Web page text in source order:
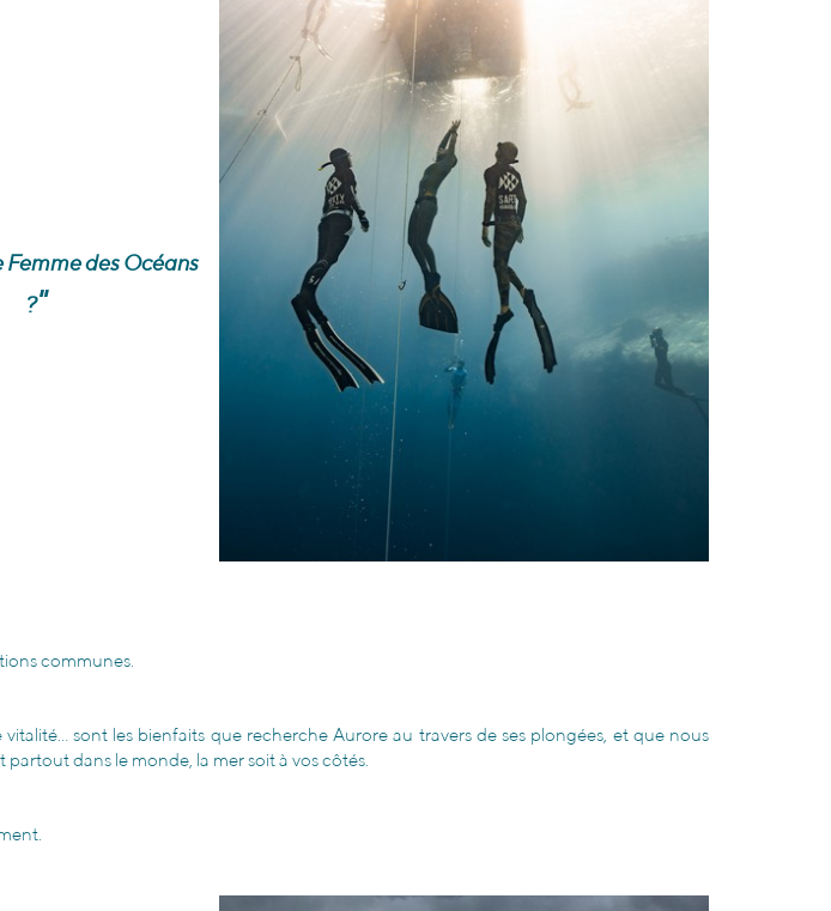
Femme des Océans
?"
communes.
sont les bienfaits que recherche Aurore au travers de ses plongées, et que nous
dans le monde, la mer soit à vos côtés.